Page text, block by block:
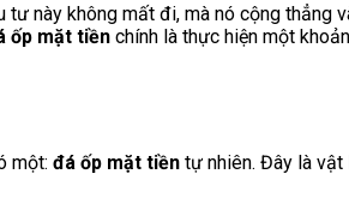
này không mất đi, mà nó cộng thẳng
ốp mặt tiền chính là thực hiện một khoản
một: đá ốp mặt tiền tự nhiên. Đây là vật